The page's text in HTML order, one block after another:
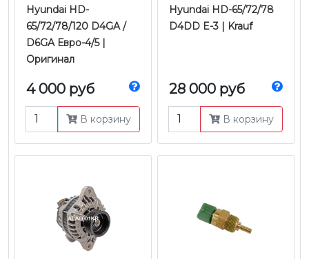
Hyundai HD-
65/72/78/120 D4GA /
D6GA Евро-4/5 |
Оригинал
4 000 руб
В корзину
Hyundai HD-65/72/78
D4DD E-3 | Krauf
28 000 руб
В корзину